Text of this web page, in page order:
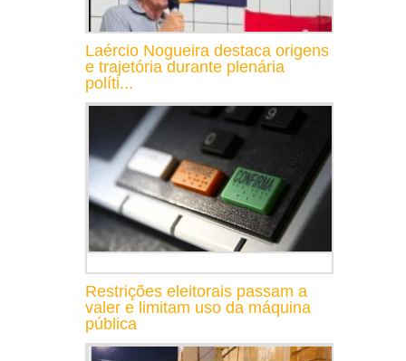
Laércio Nogueira destaca origens
e trajetória durante plenária
políti...
Restrições eleitorais passam a
valer e limitam uso da máquina
pública